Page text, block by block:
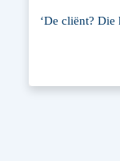
‘De cliënt?